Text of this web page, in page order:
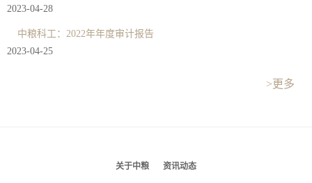
2023-04-28
中粮科工：2022年年度审计报告
2023-04-25
>更多
关于中粮 资讯动态